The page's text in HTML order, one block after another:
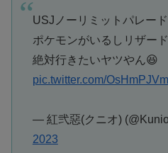
USJノーリミットパレー
ポケモンがいるしリザー
絶対行きたいヤツやん😆
pic.twitter.com/
— 紅弐惡(クニオ)
2023